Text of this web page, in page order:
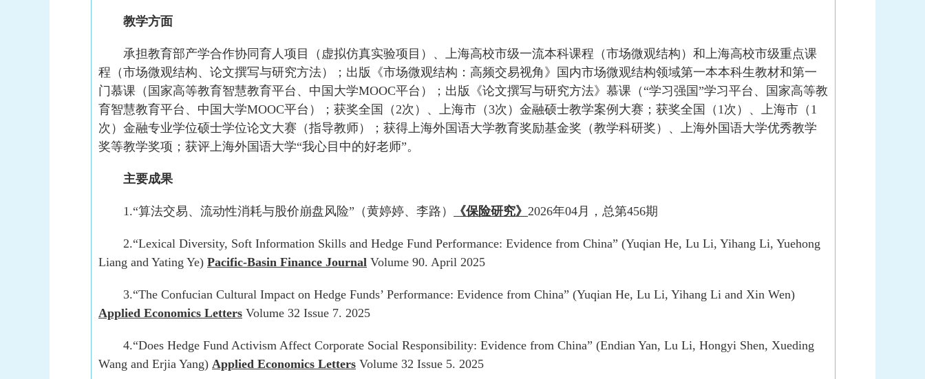
教学方面
承担教育部产学合作协同育人项目（虚拟仿真实验项目）、上海高校市级一流本科课程（市场微观结构）和上海高校市级重点课
程（市场微观结构、论文撰写与研究方法）；出版《市场微观结构：高频交易视角》国内市场微观结构领域第一本本科生教材和第一
门慕课（国家高等教育智慧教育平台、中国大学MOOC平台）；出版《论文撰写与研究方法》慕课（“学习强国”学习平台、国家高等教
育智慧教育平台、中国大学MOOC平台）；获奖全国（2次）、上海市（3次）金融硕士教学案例大赛；获奖全国（1次）、上海市（1
次）金融专业学位硕士学位论文大赛（指导教师）；获得上海外国语大学教育奖励基金奖（教学科研奖）、上海外国语大学优秀教学
奖等教学奖项；获评上海外国语大学“我心目中的好老师”。
主要成果
1.“算法交易、流动性消耗与股价崩盘风险”（黄婷婷、李路） 《保险研究》 2026年04月，总第456期
2.“Lexical Diversity, Soft Information Skills and Hedge Fund Performance: Evidence from China” (Yuqian He, Lu Li, Yihang Li, Yuehong
Liang and Yating Ye) Pacific-Basin Finance Journal Volume 90. April 2025
3.“The Confucian Cultural Impact on Hedge Funds’ Performance: Evidence from China” (Yuqian He, Lu Li, Yihang Li and Xin Wen)
Applied Economics Letters Volume 32 Issue 7. 2025
4.“Does Hedge Fund Activism Affect Corporate Social Responsibility: Evidence from China” (Endian Yan, Lu Li, Hongyi Shen, Xueding
Wang and Erjia Yang) Applied Economics Letters Volume 32 Issue 5. 2025